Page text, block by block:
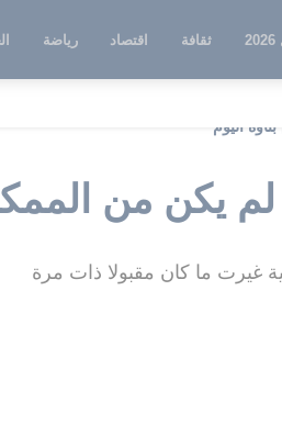
ثقافة اقتصاد رياضة
اليوم"
يكن من
غيرت ما كان مقبولا ذات مرة